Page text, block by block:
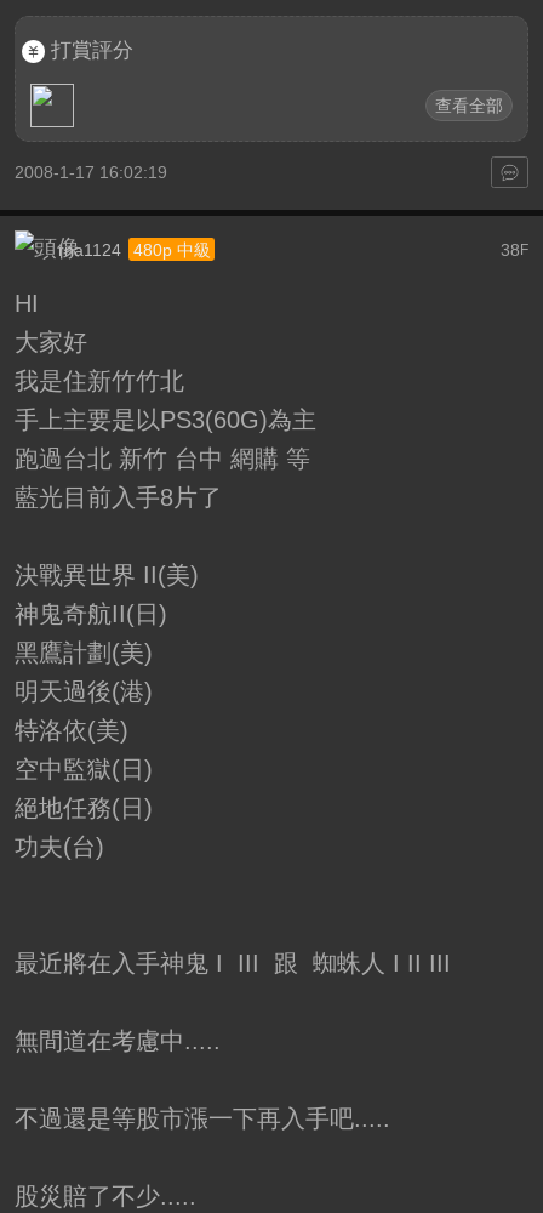
打賞評分
查看全部
2008-1-17 16:02:19
38F
rna1124 480p 中級
HI
大家好
我是住新竹竹北
手上主要是以PS3(60G)為主
跑過台北 新竹 台中 網購 等
藍光目前入手8片了
決戰異世界 II(美)
神鬼奇航II(日)
黑鷹計劃(美)
明天過後(港)
特洛依(美)
空中監獄(日)
絕地任務(日)
功夫(台)
最近將在入手神鬼 I III 跟 蜘蛛人 I II III
無間道在考慮中.....
不過還是等股市漲一下再入手吧.....
股災賠了不少.....